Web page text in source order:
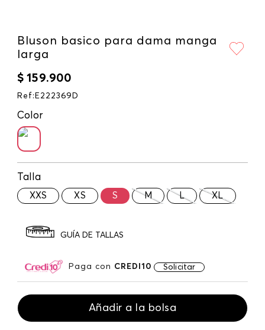
Bluson basico para dama manga
larga
$ 159.900
Ref : E222369D
Color
Talla
XXS XS S M L XL
GUÍA DE TALLAS
Paga con CREDI10 Solicitar
Añadir a la bolsa